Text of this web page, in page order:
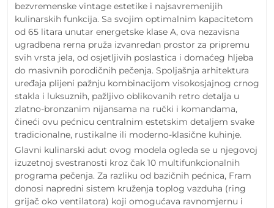
bezvremenske vintage estetike i najsavremenijih
kulinarskih funkcija. Sa svojim optimalnim kapacitetom
od 65 litara unutar energetske klase A, ova nezavisna
ugradbena rerna pruža izvanredan prostor za pripremu
svih vrsta jela, od osjetljivih poslastica i domaćeg hljeba
do masivnih porodičnih pečenja. Spoljašnja arhitektura
uređaja plijeni pažnju kombinacijom visokosjajnog crnog
stakla i luksuznih, pažljivo oblikovanih retro detalja u
zlatno-bronzanim nijansama na ručki i komandama,
čineći ovu pećnicu centralnim estetskim detaljem svake
tradicionalne, rustikalne ili moderno-klasične kuhinje.
Glavni kulinarski adut ovog modela ogleda se u njegovoj
izuzetnoj svestranosti kroz čak 10 multifunkcionalnih
programa pečenja. Za razliku od bazičnih pećnica, Fram
donosi napredni sistem kruženja toplog vazduha (ring
grijač oko ventilatora) koji omogućava ravnomjernu i